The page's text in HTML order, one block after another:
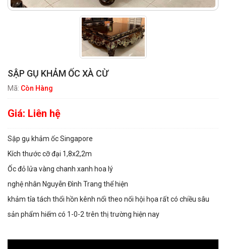
SẬP GỤ KHẢM ỐC XÀ CỪ
Mã: Còn Hàng
Giá: Liên hệ
Sập gụ khảm ốc Singapore
Kích thước cỡ đại 1,8x2,2m
Ốc đỏ lửa vàng chanh xanh hoa lý
nghệ nhân Nguyễn Đình Trang thể hiện
khảm tỉa tách thổi hồn kênh nổi theo nối hội họa rất có chiều sâu
sản phẩm hiếm có 1-0-2 trên thị trường hiện nay